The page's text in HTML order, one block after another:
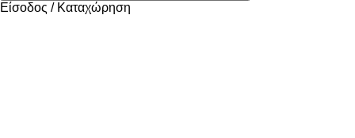
Είσοδος / Καταχώρηση